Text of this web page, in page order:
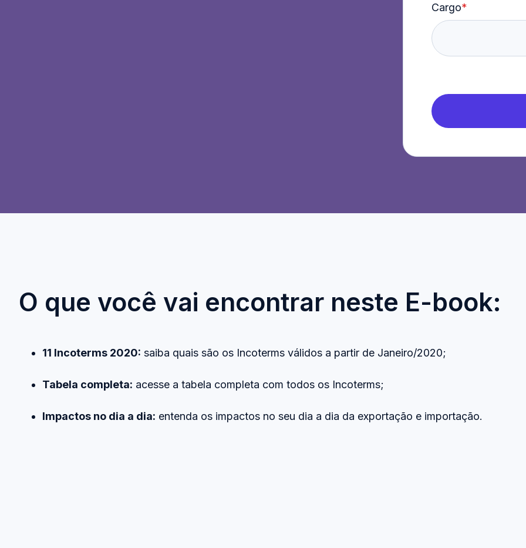
Cargo*
O que você vai encontrar neste E-book:
11 Incoterms 2020: saiba quais são os Incoterms válidos a partir de Janeiro/2020;
Tabela completa: acesse a tabela completa com todos os Incoterms;
Impactos no dia a dia: entenda os impactos no seu dia a dia da exportação e importação.